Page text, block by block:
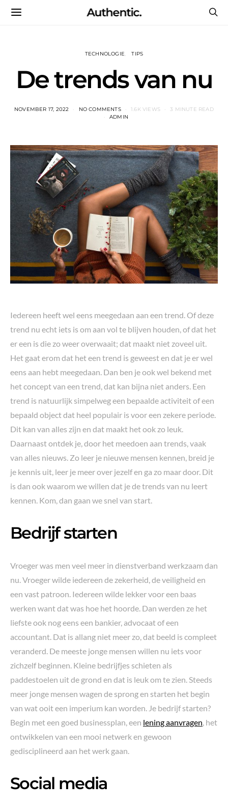
Authentic.
TECHNOLOGIE TIPS
De trends van nu
NOVEMBER 17, 2022 NO COMMENTS 1.6K VIEWS
3 MINUTE READ
ADMIN
Iedereen heeft wel eens meegedaan aan een trend. Of deze
trend nu echt iets is om aan vol te blijven houden, of dat het
er een is die zo weer overwaait; dat maakt niet zoveel uit.
Het gaat erom dat het een trend is geweest en dat je er wel
eens aan hebt meegedaan. Dan ben je ook wel bekend met
het concept van een trend, dat kan bijna niet anders. Een
trend is natuurlijk simpelweg een bepaalde activiteit of een
bepaald object dat heel populair is voor een zekere periode.
Dit kan van alles zijn en dat maakt het ook zo leuk.
Daarnaast ontdek je, door het meedoen aan trends, vaak
van alles nieuws. Zo leer je nieuwe mensen kennen, breid je
je kennis uit, leer je meer over jezelf en ga zo maar door. Dit
is dan ook waarom we willen dat je de trends van nu leert
kennen. Kom, dan gaan we snel van start.
Bedrijf starten
Vroeger was men veel meer in dienstverband werkzaam dan
nu. Vroeger wilde iedereen de zekerheid, de veiligheid en
een vast patroon. Iedereen wilde lekker voor een baas
werken want dat was hoe het hoorde. Dan werden ze het
liefste ook nog eens een bankier, advocaat of een
accountant. Dat is allang niet meer zo, dat beeld is compleet
veranderd. De meeste jonge mensen willen nu iets voor
zichzelf beginnen. Kleine bedrijfjes schieten als
paddestoelen uit de grond en dat is leuk om te zien. Steeds
meer jonge mensen wagen de sprong en starten het begin
van wat ooit een imperium kan worden. Je bedrijf starten?
Begin met een goed businessplan, een lening aanvragen , het
ontwikkelen van een mooi netwerk en gewoon
gedisciplineerd aan het werk gaan.
Social media